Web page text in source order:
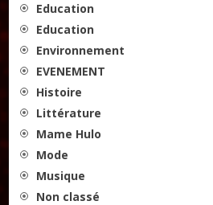
Education
Education
Environnement
EVENEMENT
Histoire
Littérature
Mame Hulo
Mode
Musique
Non classé